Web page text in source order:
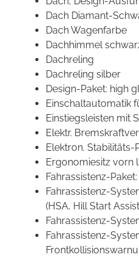
Dach Diamant-
Dach Wagenfarbe
Dachhimmel
Dachreling
Dachreling silber
Design-Paket: high
Einschaltautomatik
Einstiegsleisten mit
Elektr.
Elektron. Stabilitäts-
Ergonomiesitz vorn
Fahrassistenz-
Fahrassistenz-
(HSA, Hill Start
Fahrassistenz-
Fahrassistenz-